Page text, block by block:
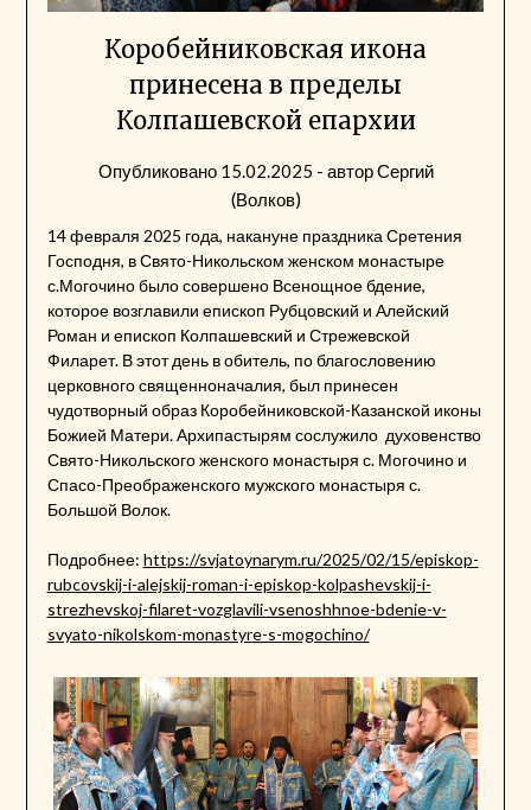
Коробейниковская икона
принесена в пределы
Колпашевской епархии
Опубликовано 15.02.2025 - авторСергий
(Волков)
14 февраля 2025 года, накануне праздника Сретения
Господня, в Свято-Никольском женском монастыре
с.Могочино было совершено Всенощное бдение,
которое возглавили епископ Рубцовский и Алейский
Роман и епископ Колпашевский и Стрежевской
Филарет. В этот день в обитель, по благословению
церковного священноначалия, был принесен
чудотворный образ Коробейниковской-Казанской иконы
Божией Матери. Архипастырям сослужило духовенство
Свято-Никольского женского монастыря с. Могочино и
Спасо-Преображенского мужского монастыря с.
Большой Волок.
Подробнее: https://svjatoynarym.ru/2025/02/15/episkop-
rubcovskij-i-alejskij-roman-i-episkop-kolpashevskij-i-
strezhevskoj-filaret-vozglavili-vsenoshhnoe-bdenie-v-
svyato-nikolskom-monastyre-s-mogochino/